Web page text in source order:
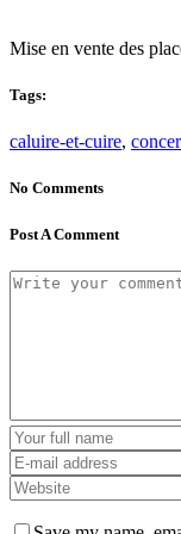
Mise en vente des
Tags:
caluire-et-cuire,
No Comments
Post A Comment